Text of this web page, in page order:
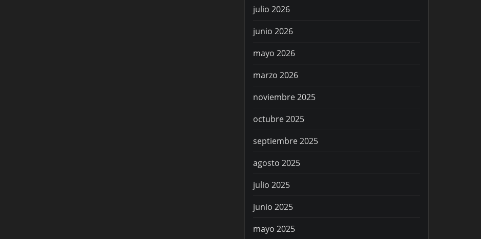
julio 2026
junio 2026
mayo 2026
marzo 2026
noviembre 2025
octubre 2025
septiembre 2025
agosto 2025
julio 2025
junio 2025
mayo 2025